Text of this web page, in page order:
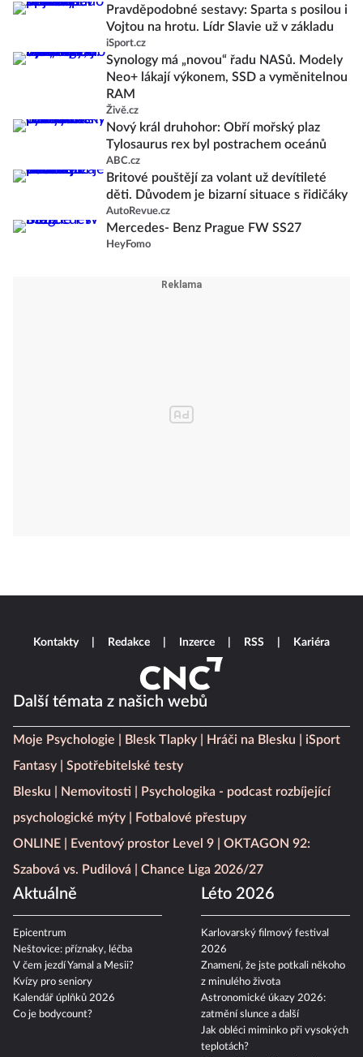
Pravděpodobné sestavy: Sparta s posilou i
Vojtou na hrotu. Lídr Slavie už v základu
iSport.cz
Synology má „novou“ řadu NASů. Modely
Neo+ lákají výkonem, SSD a vyměnitelnou
RAM
Živě.cz
Nový král druhohor: Obří mořský plaz
Tylosaurus rex byl postrachem oceánů
ABC.cz
Britové pouštějí za volant už devítileté
děti. Důvodem je bizarní situace s řidičáky
AutoRevue.cz
Mercedes- Benz Prague FW SS27
HeyFomo
Další témata z našich webů
Moje Psychologie Blesk Tlapky Hráči na Blesku
iSport
Fantasy
Spotřebitelské testy
Blesku
Nemovitosti
Psychologika - podcast rozbíjející
psychologické mýty
Fotbalové přestupy
ONLINE
Eventový prostor Level 9
OKTAGON 92:
Szabová vs. Pudilová
Chance Liga 2026/27
Aktuálně
Epicentrum
Neštovice: příznaky, léčba
V čem jezdí Yamal a Mesii?
Kvízy pro seniory
Kalendář úplňků 2026
Co je bodycount?
Léto 2026
Karlovarský filmový festival
2026
Znamení, že jste potkali někoho
z minulého života
Astronomické úkazy 2026:
zatmění slunce a další
Jak obléci miminko při vysokých
teplotách?
Kontakty Redakce Inzerce RSS Kariéra